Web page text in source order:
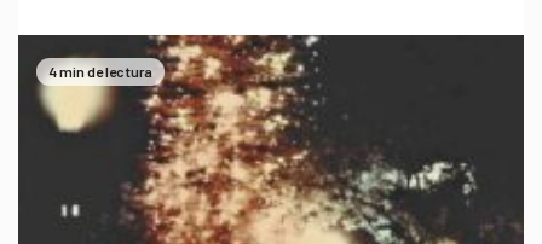
4 min de lectura